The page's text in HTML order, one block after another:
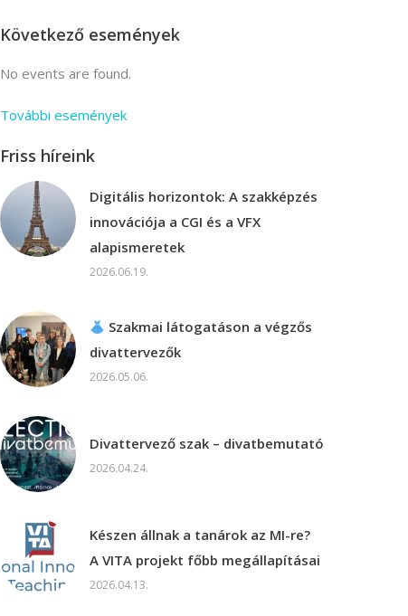
Következő események
No events are found.
További események
Friss híreink
Digitális horizontok: A szakképzés
innovációja a CGI és a VFX
alapismeretek
2026.06.19.
Szakmai látogatáson a végzős
divattervezők
2026.05.06.
Divattervező szak – divatbemutató
2026.04.24.
Készen állnak a tanárok az MI-re?
A VITA projekt főbb megállapításai
2026.04.13.